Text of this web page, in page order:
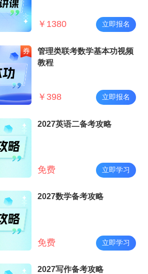
￥ 1380 立即报名
管理类联考数学基本功视频
教程
￥ 398 立即报名
2027英语二备考攻略
免费 立即学习
2027数学备考攻略
免费 立即学习
2027写作备考攻略